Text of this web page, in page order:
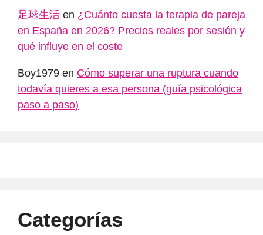
足球生活 en ¿Cuánto cuesta la terapia de pareja
en España en 2026? Precios reales por sesión y
qué influye en el coste
Boy1979 en Cómo superar una ruptura cuando
todavía quieres a esa persona (guía psicológica
paso a paso)
Categorías